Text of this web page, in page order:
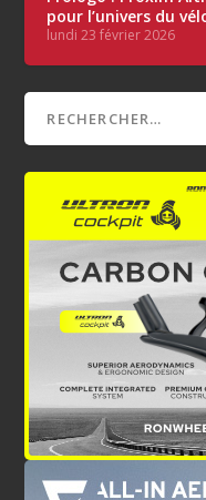
pour l’univers du
lundi 23 février 2026